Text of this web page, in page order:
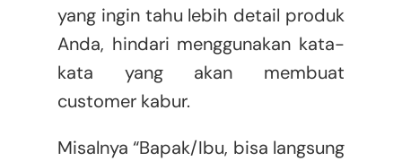
yang ingin tahu lebih detail produk
Anda, hindari menggunakan kata-
kata yang akan membuat
customer kabur.
Misalnya “Bapak/Ibu, bisa langsung